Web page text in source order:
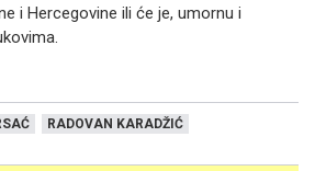
i Hercegovine ili će je, umornu i
RADOVAN KARADŽIĆ